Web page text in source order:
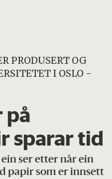
PRODUSERT OG
I OSLO -
på
sparar tid
ser etter når ein
papir som er innsett